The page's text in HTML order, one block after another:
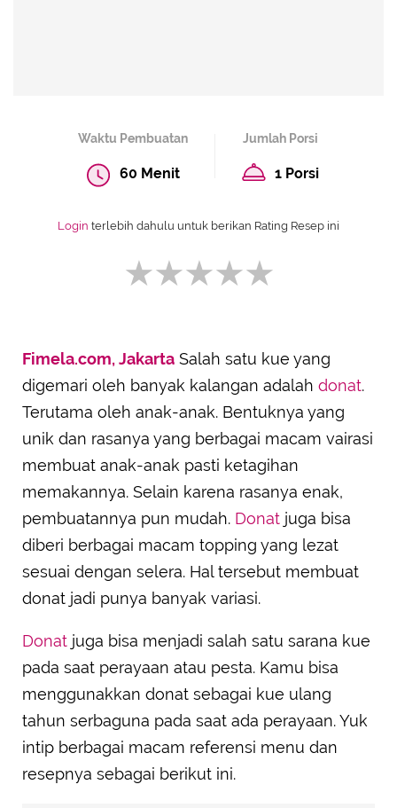
Waktu Pembuatan
60 Menit
Jumlah Porsi
1 Porsi
Login terlebih dahulu untuk berikan Rating Resep ini
SUBMIT REVIEW
Fimela.com, Jakarta Salah satu kue yang
digemari oleh banyak kalangan adalah donat.
Terutama oleh anak-anak. Bentuknya yang
unik dan rasanya yang berbagai macam vairasi
membuat anak-anak pasti ketagihan
memakannya. Selain karena rasanya enak,
pembuatannya pun mudah. Donat juga bisa
diberi berbagai macam topping yang lezat
sesuai dengan selera. Hal tersebut membuat
donat jadi punya banyak variasi.
Donat juga bisa menjadi salah satu sarana kue
pada saat perayaan atau pesta. Kamu bisa
menggunakkan donat sebagai kue ulang
tahun serbaguna pada saat ada perayaan. Yuk
intip berbagai macam referensi menu dan
resepnya sebagai berikut ini.